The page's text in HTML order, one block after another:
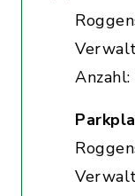
Anzahl: